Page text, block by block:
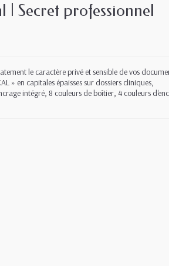
Secret professionnel
le caractère privé et sensible de vos
» en capitales épaisses sur dossiers cliniques,
intégré, 8 couleurs de boîtier, 4 couleurs